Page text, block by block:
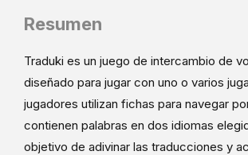
Resumen
Traduki es un juego de intercambio de
diseñado para jugar con uno o varios
jugadores utilizan fichas para navegar
contienen palabras en dos idiomas
objetivo de adivinar las traducciones y